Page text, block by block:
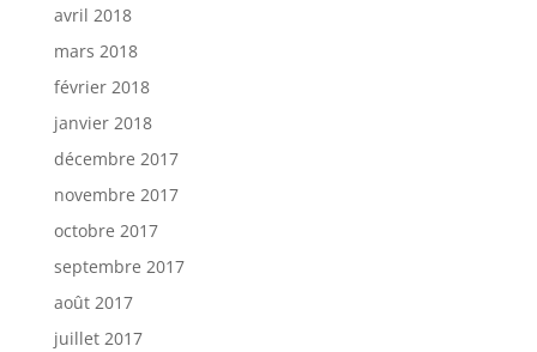
avril 2018
mars 2018
février 2018
janvier 2018
décembre 2017
novembre 2017
octobre 2017
septembre 2017
août 2017
juillet 2017